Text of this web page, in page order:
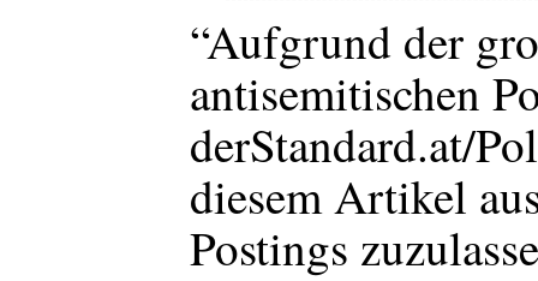
“Aufgrund der
antisemitischen
derStandard.at/
diesem Artikel
Postings